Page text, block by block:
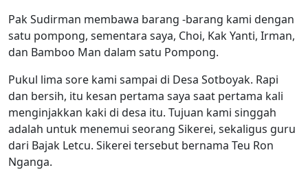
Pak Sudirman membawa barang -barang kami dengan
satu pompong, sementara saya, Choi, Kak Yanti, Irman,
dan Bamboo Man dalam satu Pompong.
Pukul lima sore kami sampai di Desa Sotboyak. Rapi
dan bersih, itu kesan pertama saya saat pertama kali
menginjakkan kaki di desa itu. Tujuan kami singgah
adalah untuk menemui seorang Sikerei, sekaligus guru
dari Bajak Letcu. Sikerei tersebut bernama Teu Ron
Nganga.